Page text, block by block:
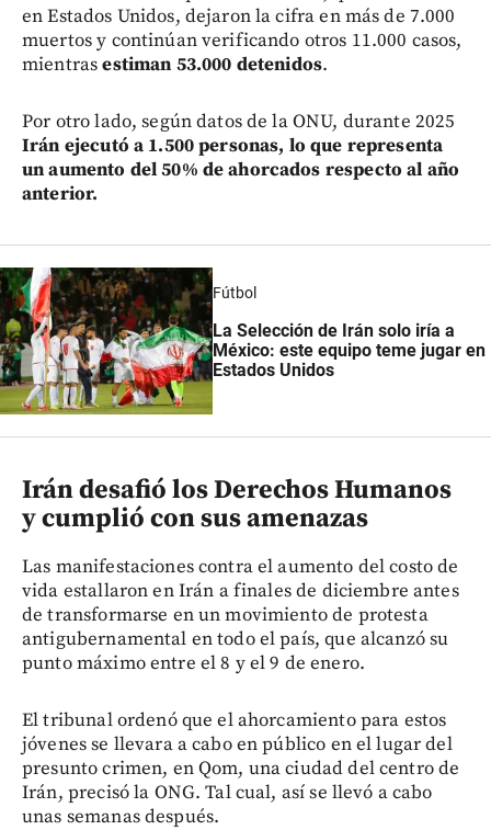
en Estados Unidos, dejaron la cifra en más de 7.000
muertos y continúan verificando otros 11.000 casos,
mientrasestiman 53.000 detenidos.
Por otro lado, según datos de la ONU, durante 2025
Irán ejecutó a 1.500 personas, lo que representa
un aumento del 50% de ahorcados respecto al año
anterior.
Fútbol
La Selección de Irán solo iría a
México: este equipo teme jugar en
Estados Unidos
Irán desafió los Derechos Humanos
y cumplió con sus amenazas
Las manifestaciones contra el aumento del costo de
vida estallaron en Irán a finales de diciembre antes
de transformarse en un movimiento de protesta
antigubernamental en todo el país, que alcanzó su
punto máximo entre el 8 y el 9 de enero.
El tribunal ordenó que el ahorcamiento para estos
jóvenes se llevara a cabo en público en el lugar del
presunto crimen, en Qom, una ciudad del centro de
Irán, precisó la ONG. Tal cual, así se llevó a cabo
unas semanas después.